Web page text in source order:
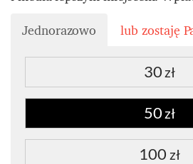
Jednorazowo
lub zostaję
30 zł
50 zł
100 zł